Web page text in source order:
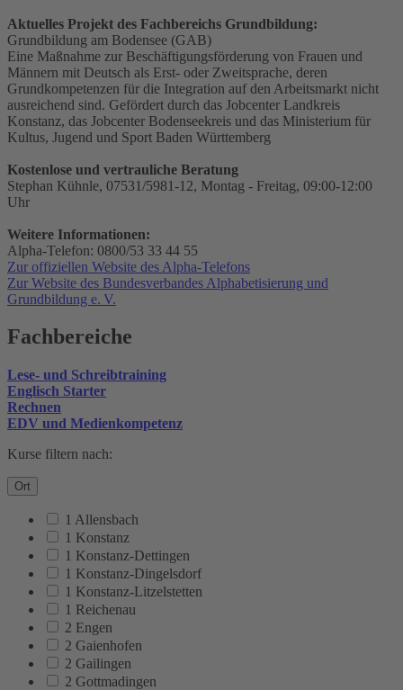
Aktuelles Projekt des Fachbereichs Grundbildung:
Grundbildung am Bodensee (GAB)
Eine Maßnahme zur Beschäftigungsförderung von Frauen und
Männern mit Deutsch als Erst- oder Zweitsprache, deren
Grundkompetenzen für die Integration auf den Arbeitsmarkt nicht
ausreichend sind. Gefördert durch das Jobcenter Landkreis
Konstanz, das Jobcenter Bodenseekreis und das Ministerium für
Kultus, Jugend und Sport Baden Württemberg
Kostenlose und vertrauliche Beratung
Stephan Kühnle, 07531/5981-12, Montag - Freitag, 09:00-12:00
Uhr
Weitere Informationen:
Alpha-Telefon: 0800/53 33 44 55
Zur offiziellen Website des Alpha-Telefons
Zur Website des Bundesverbandes Alphabetisierung und
Grundbildung e. V.
Fachbereiche
Lese- und Schreibtraining
Englisch Starter
Rechnen
EDV und Medienkompetenz
Kurse filtern nach:
Ort
1 Allensbach
1 Konstanz
1 Konstanz-Dettingen
1 Konstanz-Dingelsdorf
1 Konstanz-Litzelstetten
1 Reichenau
2 Engen
2 Gaienhofen
2 Gailingen
2 Gottmadingen